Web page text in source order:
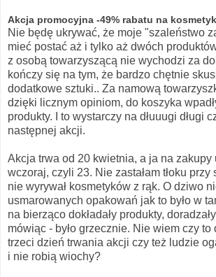
Akcja promocyjna -49% rabatu na
Nie będę ukrywać, że moje "szaleństwo
mieć postać aż i tylko aż dwóch
z osobą towarzyszącą nie wychodzi za
kończy się na tym, że bardzo chętnie
dodatkowe sztuki.. Za namową
dzięki licznym opiniom, do koszyka
produkty. I to wystarczy na dłuuugi długi
następnej akcji.
Akcja trwa od 20 kwietnia, a ja na zakupy
wczoraj, czyli 23. Nie zastałam tłoku
nie wyrywał kosmetyków z rąk. O dziwo
usmarowanych opakowań jak to było w
na bierząco dokładały produkty,
mówiąc - było grzecznie. Nie wiem czy to
trzeci dzień trwania akcji czy też ludzie
i nie robią wiochy?